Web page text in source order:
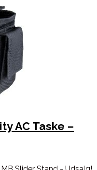
AC Taske –